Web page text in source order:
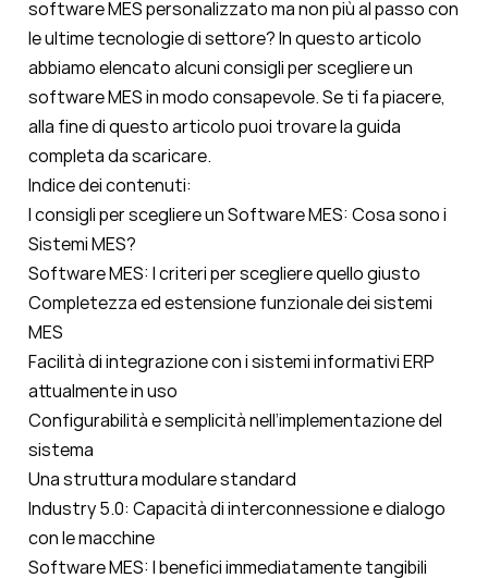
software MES personalizzato ma non più al passo con
le ultime tecnologie di settore? In questo articolo
abbiamo elencato alcuni consigli per scegliere un
software MES in modo consapevole. Se ti fa piacere,
alla fine di questo articolo puoi trovare la guida
completa da scaricare.
Indice dei contenuti:
I consigli per scegliere un Software MES: Cosa sono i
Sistemi MES?
Software MES: I criteri per scegliere quello giusto
Completezza ed estensione funzionale dei sistemi
MES
Facilità di integrazione con i sistemi informativi ERP
attualmente in uso
Configurabilità e semplicità nell’implementazione del
sistema
Una struttura modulare standard
Industry 5.0: Capacità di interconnessione e dialogo
con le macchine
Software MES: I benefici immediatamente tangibili